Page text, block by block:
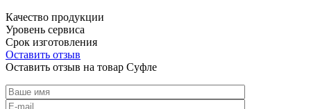
Качество продукции
Уровень сервиса
Срок изготовления
Оставить отзыв
Оставить отзыв на товар Суфле